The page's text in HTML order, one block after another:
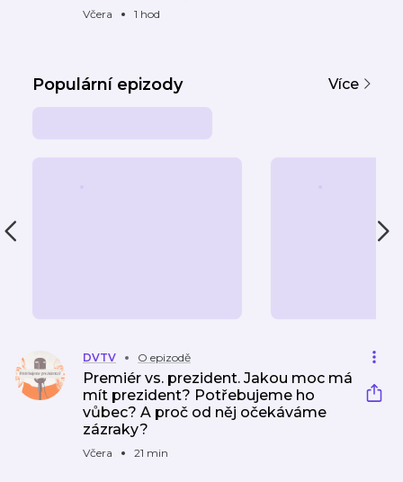
Včera 1 hod
Populární epizody Více
DVTV O epizodě
Premiér vs. prezident. Jakou moc má
mít prezident? Potřebujeme ho
vůbec? A proč od něj očekáváme
zázraky?
Včera 21 min